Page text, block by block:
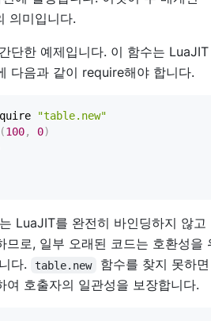
의미입니다.
단한 예제입니다. 이 함수는
다음과 같이 require해야 합니다.
"table.new"
(100, 0)
LuaJIT를 완전히 바인딩하지 않고
므로, 일부 오래된 코드는 호환성을
다.
table.new
함수를 찾지 못하
여 호출자의 일관성을 보장합니다.